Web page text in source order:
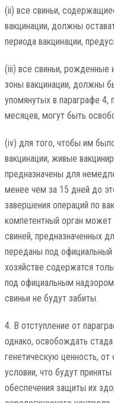
(ii) все свиньи,
вакцинации, должны
периода вакцинации,
(iii) все свиньи, рожденные
зоны вакцинации, должны
упомянутых в параграфе
месяцев, могут быть
(iv) для того, чтобы им
вакцинации, живые
предназначены для
менее чем за 15 дней до
завершения операций по
компетентный орган
свиней, предназначенных
переданы под
хозяйстве содержатся
под официальным
свиньи не будут забиты.
4. В отступление от
однако, освобождать
генетическую ценность, от
условии, что будут
обеспечения защиты их